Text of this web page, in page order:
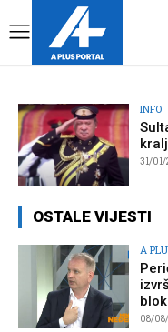
INFO
31/
OSTALE VIJESTI
A
08/